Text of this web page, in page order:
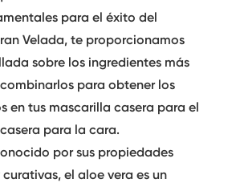
para el éxito del
Velada, te proporcionamos
sobre los ingredientes más
para obtener los
en tus mascarilla casera para el
para la cara.
por sus propiedades
el aloe vera es un